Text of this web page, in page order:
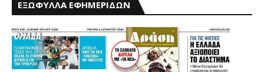
ΕΞΩΦΥΛΛΑ ΕΦΗΜΕΡΙΔΩΝ